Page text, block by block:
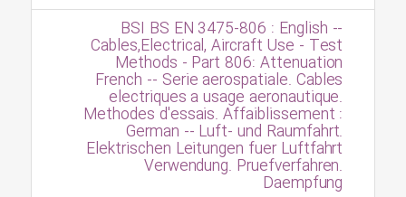
BSI BS EN 3475-806 : English --
Cables,Electrical, Aircraft Use - Test
Methods - Part 806: Attenuation
French -- Serie aerospatiale. Cables
electriques a usage aeronautique.
Methodes d'essais. Affaiblissement :
German -- Luft- und Raumfahrt.
Elektrischen Leitungen fuer Luftfahrt
Verwendung. Pruefverfahren.
Daempfung